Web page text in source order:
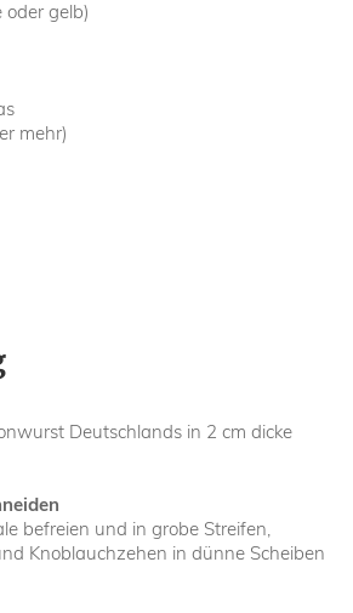
oder gelb)
mehr)
Deutschlands in 2 cm dicke
befreien und in grobe Streifen,
Knoblauchzehen in dünne Scheiben